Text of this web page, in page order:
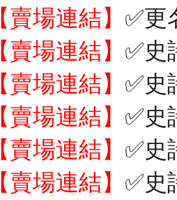
【賣場連結】 ✅更
【賣場連結】 ✅史
【賣場連結】 ✅史
【賣場連結】 ✅史
【賣場連結】 ✅史
【賣場連結】 ✅史